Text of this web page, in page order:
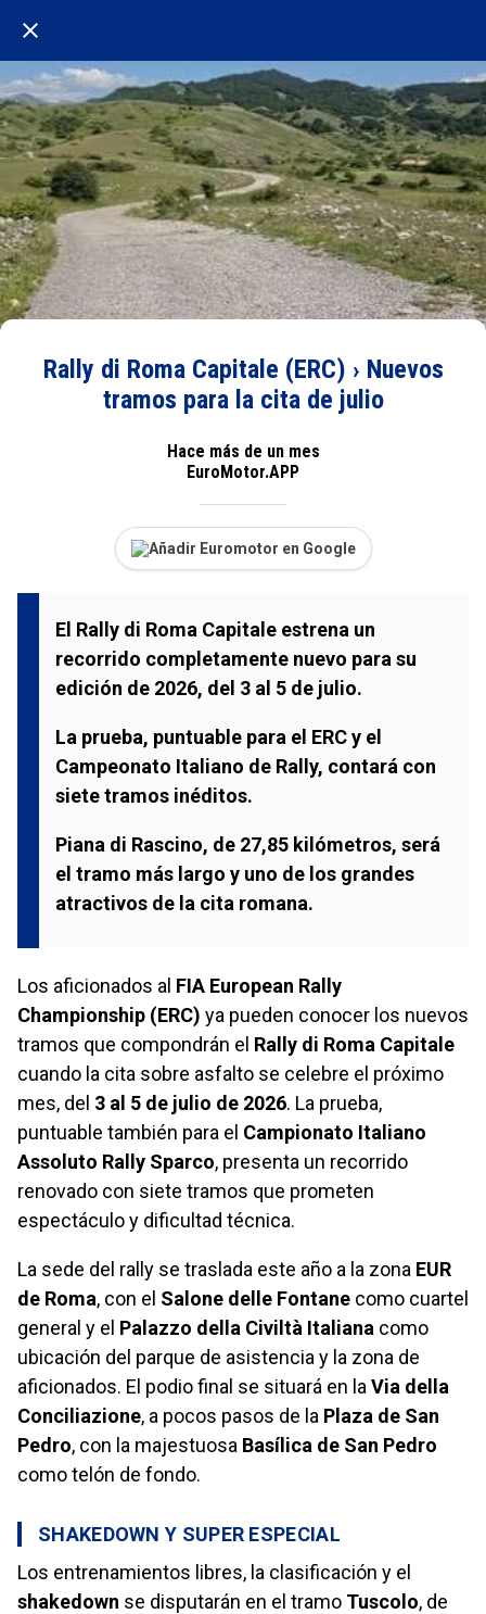
Rally di Roma Capitale (ERC) › Nuevos
tramos para la cita de julio
Hace más de un mes
EuroMotor.APP
Añadir Euromotor en Google
El Rally di Roma Capitale estrena un
recorrido completamente nuevo para su
edición de 2026, del 3 al 5 de julio.
La prueba, puntuable para el ERC y el
Campeonato Italiano de Rally, contará con
siete tramos inéditos.
Piana di Rascino, de 27,85 kilómetros, será
el tramo más largo y uno de los grandes
atractivos de la cita romana.
Los aficionados al FIA European Rally
Championship (ERC) ya pueden conocer los nuevos
tramos que compondrán el Rally di Roma Capitale
cuando la cita sobre asfalto se celebre el próximo
mes, del 3 al 5 de julio de 2026. La prueba,
puntuable también para el Campionato Italiano
Assoluto Rally Sparco, presenta un recorrido
renovado con siete tramos que prometen
espectáculo y dificultad técnica.
La sede del rally se traslada este año a la zona EUR
de Roma, con el Salone delle Fontane como cuartel
general y el Palazzo della Civiltà Italiana como
ubicación del parque de asistencia y la zona de
aficionados. El podio final se situará en la Via della
Conciliazione, a pocos pasos de la Plaza de San
Pedro, con la majestuosa Basílica de San Pedro
como telón de fondo.
SHAKEDOWN Y SUPER ESPECIAL
Los entrenamientos libres, la clasificación y el
shakedown se disputarán en el tramo Tuscolo, de